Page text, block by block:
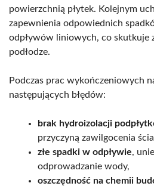
powierzchnią płytek. Kolejnym
zapewnienia odpowiednich
odpływów liniowych, co skutkuje
podłodze.
Podczas prac wykończeniowych
następujących błędów:
brak hydroizolacji
przyczyną zawilgocenia
złe spadki w odpływie,
odprowadzanie wody,
oszczędność na chemii